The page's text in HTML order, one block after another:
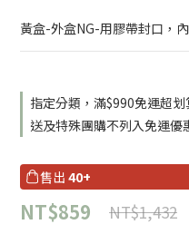
黃盒-外盒NG-用膠帶封口，
指定分類，滿$990免運超
送及特殊團購不列入免運優
售出 40+
NT$1,432
NT$859